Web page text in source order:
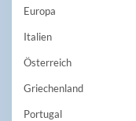
Europa
Italien
Österreich
Griechenland
Portugal